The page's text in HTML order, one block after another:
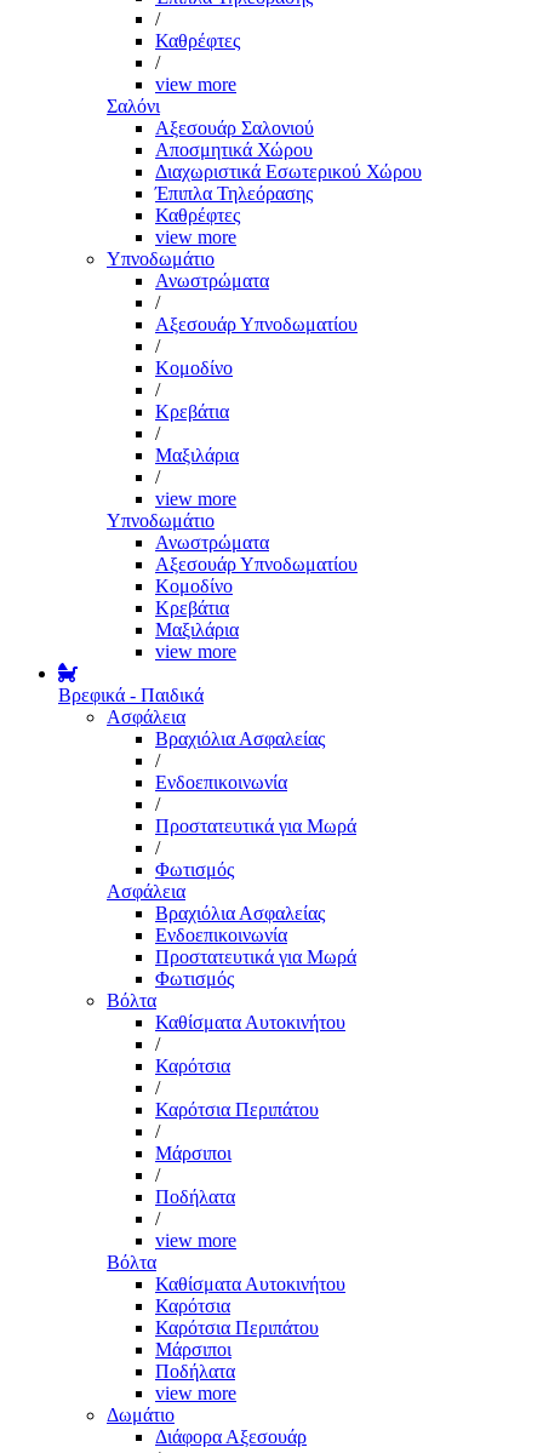
/
Καθρέφτες
/
view more
Σαλόνι
Αξεσουάρ Σαλονιού
Αποσμητικά Χώρου
Διαχωριστικά Εσωτερικού Χώρου
Έπιπλα Τηλεόρασης
Καθρέφτες
view more
Υπνοδωμάτιο
Ανωστρώματα
/
Αξεσουάρ Υπνοδωματίου
/
Κομοδίνο
/
Κρεβάτια
/
Μαξιλάρια
/
view more
Υπνοδωμάτιο
Ανωστρώματα
Αξεσουάρ Υπνοδωματίου
Κομοδίνο
Κρεβάτια
Μαξιλάρια
view more
Βρεφικά - Παιδικά
Ασφάλεια
Βραχιόλια Ασφαλείας
/
Ενδοεπικοινωνία
/
Προστατευτικά για Μωρά
/
Φωτισμός
Ασφάλεια
Βραχιόλια Ασφαλείας
Ενδοεπικοινωνία
Προστατευτικά για Μωρά
Φωτισμός
Βόλτα
Καθίσματα Αυτοκινήτου
/
Καρότσια
/
Καρότσια Περιπάτου
/
Μάρσιποι
/
Ποδήλατα
/
view more
Βόλτα
Καθίσματα Αυτοκινήτου
Καρότσια
Καρότσια Περιπάτου
Μάρσιποι
Ποδήλατα
view more
Δωμάτιο
Διάφορα Αξεσουάρ